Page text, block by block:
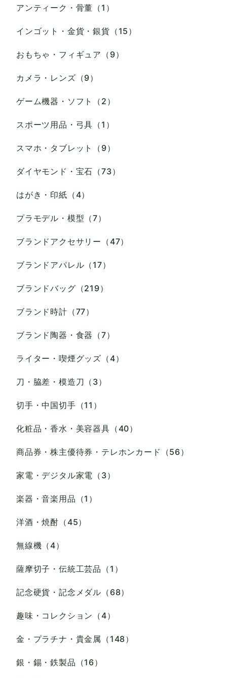
アンティーク・骨董（1）
インゴット・金貨・銀貨（15）
おもちゃ・フィギュア（9）
カメラ・レンズ（9）
ゲーム機器・ソフト（2）
スポーツ用品・弓具（1）
スマホ・タブレット（9）
ダイヤモンド・宝石（73）
はがき・印紙（4）
プラモデル・模型（7）
ブランドアクセサリー（47）
ブランドアパレル（17）
ブランドバッグ（219）
ブランド時計（77）
ブランド陶器・食器（7）
ライター・喫煙グッズ（4）
刀・脇差・模造刀（3）
切手・中国切手（11）
化粧品・香水・美容器具（40）
商品券・株主優待券・テレホンカード（56）
家電・デジタル家電（3）
楽器・音楽用品（1）
洋酒・焼酎（45）
無線機（4）
薩摩切子・伝統工芸品（1）
記念硬貨・記念メダル（68）
趣味・コレクション（4）
金・プラチナ・貴金属（148）
銀・錫・鉄製品（16）